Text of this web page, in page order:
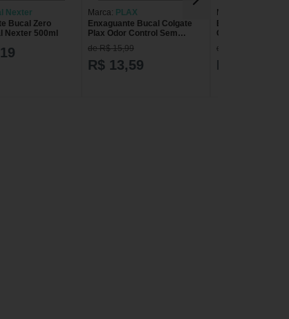
Nexter
Bucal Zero
Nexter 500ml
Marca: PLAX
Enxaguante Bucal Colgate
Plax Odor Control Sem
Álcool 500Ml
de R$ 15,99
R$ 13,59
Marca:
Enxaguante
Citrus Fusion
de R$ 15,99
R$ 12,89